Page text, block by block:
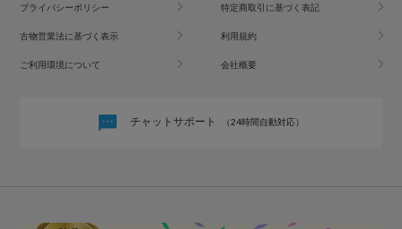
プライバシーポリシー 特定商取引に基づく表記
古物営業法に基づく表示 利用規約
ご利用環境について 会社概要
チャットサポート （24時間自動対応）